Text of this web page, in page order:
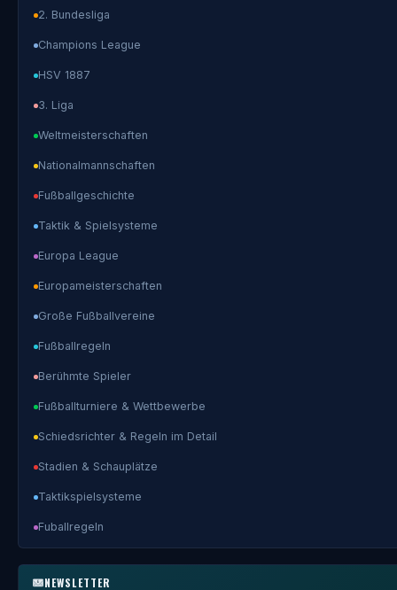
2. Bundesliga
Champions League
HSV 1887
3. Liga
Weltmeisterschaften
Nationalmannschaften
Fußballgeschichte
Taktik & Spielsysteme
Europa League
Europameisterschaften
Große Fußballvereine
Fußballregeln
Berühmte Spieler
Fußballturniere & Wettbewerbe
Schiedsrichter & Regeln im Detail
Stadien & Schauplätze
Taktikspielsysteme
Fuballregeln
NEWSLETTER